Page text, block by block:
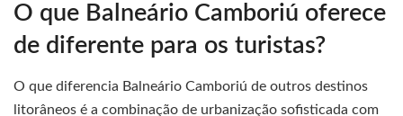
O que Balneário Camboriú oferece
de diferente para os turistas?
O que diferencia Balneário Camboriú de outros destinos
litorâneos é a combinação de urbanização sofisticada com